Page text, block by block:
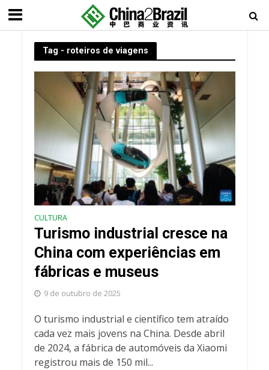
Tag - roteiros de viagens
CULTURA
Turismo industrial cresce na
China com experiências em
fábricas e museus
9 de outubro de 2025
O turismo industrial e científico tem atraído
cada vez mais jovens na China. Desde abril
de 2024, a fábrica de automóveis da Xiaomi
registrou mais de 150 mil...